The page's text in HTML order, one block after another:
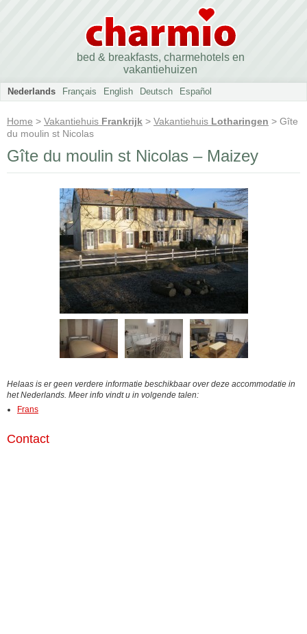
bed & breakfasts, charmehotels en
vakantiehuizen
Nederlands Français English Deutsch Español
Home > Vakantiehuis Frankrijk > Vakantiehuis Lotharingen > Gîte
du moulin st Nicolas
Gîte du moulin st Nicolas – Maizey
Helaas is er geen verdere informatie beschikbaar over deze accommodatie in
het Nederlands. Meer info vindt u in volgende talen:
Frans
Contact